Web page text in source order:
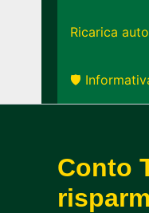
Ricarica
🛡️
Conto